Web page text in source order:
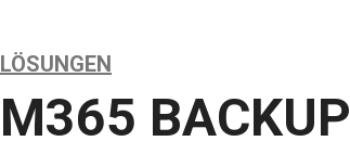
LÖSUNGEN
M365 BACKUP